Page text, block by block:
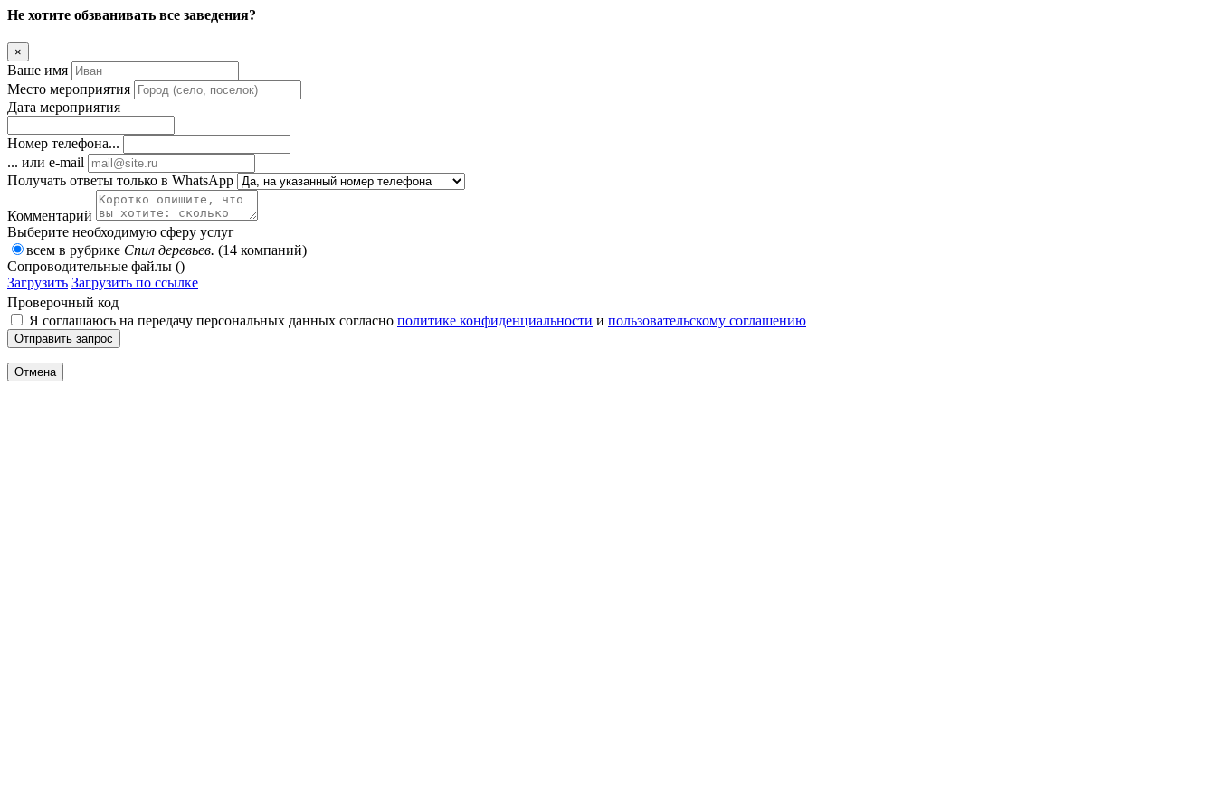
Не хотите обзванивать все заведения?
×
Ваше имя
Место мероприятия
Дата мероприятия
Номер телефона...
... или e-mail
Получать ответы только в WhatsApp
Комментарий
Выберите необходимую сферу услуг
всем в рубрике Спил деревьев. (14 компаний)
Сопроводительные файлы ()
Загрузить Загрузить по ссылке
Проверочный код
Я соглашаюсь на передачу персональных данных согласно политике конфиденциальности и пользовательскому соглашению
Отправить запрос
Отмена